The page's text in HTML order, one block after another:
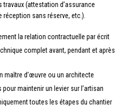
(attestation d’assurance
sans réserve, etc.).
la relation contractuelle par écrit
complet avant, pendant et après
maître d’œuvre ou un architecte
maintenir un levier sur l’artisan
toutes les étapes du chantier